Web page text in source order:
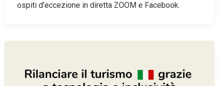
ospiti d’eccezione in diretta ZOOM e Facebook.